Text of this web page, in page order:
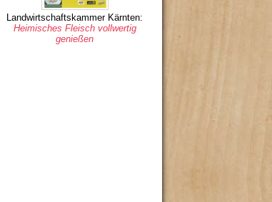
Landwirtschaftskammer Kärnten:
Heimisches Fleisch vollwertig
genießen